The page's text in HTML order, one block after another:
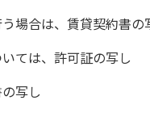
場合は、賃貸契約書の
ては、許可証の写し
写し